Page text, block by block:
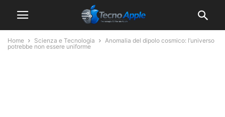
Home Scienza e Tecnologia
Anomalia del dipolo cosmico: l’universo
potrebbe non essere uniforme